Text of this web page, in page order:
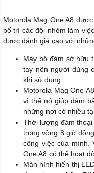
Motorola Mag One A8
bố trí các đội nhóm làm
được đánh giá cao với
Máy bộ đàm sở hữu
tay nên người dùng
khi sử dụng.
Motorola Mag One
vì thế nó giúp đảm
những nơi có nhiều
Thời lượng đàm
trong vòng 8 giờ
công việc của mình.
One A8 có thể hoạt
Màn hình hiển thị